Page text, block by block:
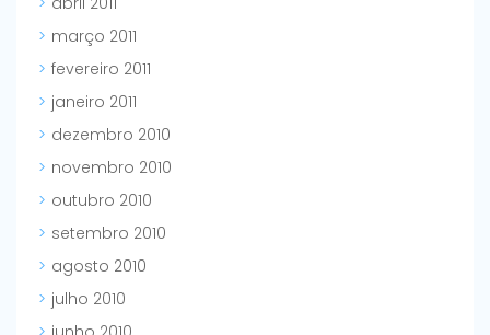
março 2011
fevereiro 2011
janeiro 2011
dezembro 2010
novembro 2010
outubro 2010
setembro 2010
agosto 2010
julho 2010